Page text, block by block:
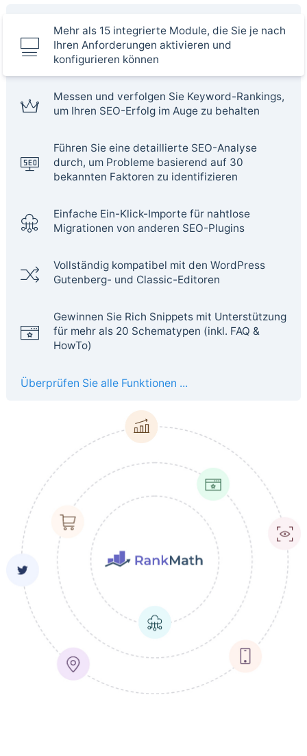
Mehr als 15 integrierte Module, die Sie je nach
Ihren Anforderungen aktivieren und
konfigurieren können
Messen und verfolgen Sie Keyword-Rankings,
um Ihren SEO-Erfolg im Auge zu behalten
Führen Sie eine detaillierte SEO-Analyse
durch, um Probleme basierend auf 30
bekannten Faktoren zu identifizieren
Einfache Ein-Klick-Importe für nahtlose
Migrationen von anderen SEO-Plugins
Vollständig kompatibel mit den WordPress
Gutenberg- und Classic-Editoren
Gewinnen Sie Rich Snippets mit Unterstützung
für mehr als 20 Schematypen (inkl. FAQ &
HowTo)
Überprüfen Sie alle Funktionen ...